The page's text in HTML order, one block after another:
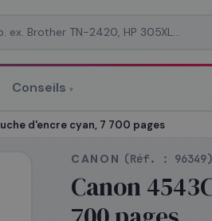
Conseils ▾
d'encre cyan, 7 700 pages
CANON (Réf. : 96349)
Canon